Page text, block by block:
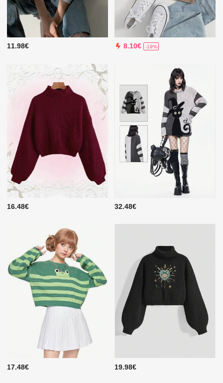
11.98€ 8.10€ -19%
16.48€ 32.48€
17.48€ 19.98€